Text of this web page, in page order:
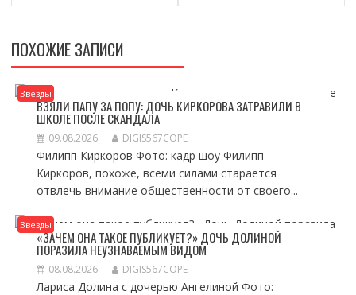
ПОХОЖИЕ ЗАПИСИ
Звезды
ВЗЯЛИ ПАПУ ЗА ПОПУ: ДОЧЬ КИРКОРОВА ЗАТРАВИЛИ В
ШКОЛЕ ПОСЛЕ СКАНДАЛА
09.08.2026 DIGIS567COPE
Филипп Киркоров Фото: кадр шоу Филипп
Киркоров, похоже, всеми силами старается
отвлечь внимание общественности от своего...
Звезды
«ЗАЧЕМ ОНА ТАКОЕ ПУБЛИКУЕТ?» ДОЧЬ ДОЛИНОЙ
ПОРАЗИЛА НЕУЗНАВАЕМЫМ ВИДОМ
08.08.2026 DIGIS567COPE
Лариса Долина с дочерью Ангелиной Фото: